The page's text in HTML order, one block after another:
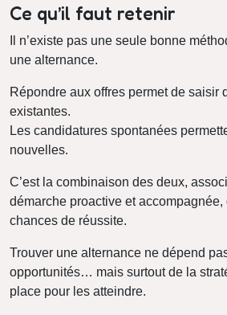
Ce qu’il faut retenir
Il n’existe pas une seule bonne
une alternance.
Répondre aux offres permet de saisir
existantes.
Les candidatures spontanées
nouvelles.
C’est la combinaison des deux,
démarche proactive et
chances de réussite.
Trouver une alternance ne dépend
opportunités… mais surtout de la
place pour les atteindre.